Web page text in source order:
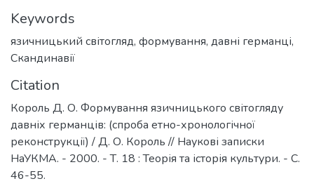
Keywords
язичницький світогляд, формування, давні германці,
Скандинавії
Citation
Король Д. О. Формування язичницького світогляду
давніх германців: (спроба етно-хронологічної
реконструкції) / Д. О. Король // Наукові записки
НаУКМА. - 2000. - Т. 18 : Теорія та історія культури. - С.
46-55.